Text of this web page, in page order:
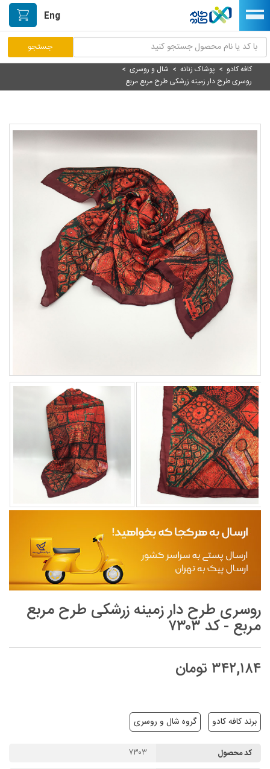
Eng
مرکز پاسخگویی مشتریان
نصب اپلیکیشن اندرویدی
دسته بندی محصولات
خیابان هنر/بازار دستآفریده ها
حمایت از تولیدکنندگان
محصولات تازه رسیده
ورود به پنل تامین کنندگان
سوالات متداول
درباره ما
کافه کادو > پوشاک زنانه > شال و روسری >
روسری طرح دار زمینه زرشکی طرح مربع مربع
روسری طرح دار زمینه زرشکی طرح مربع
مربع - کد ۷۳۰۳
۳۴۲,۱۸۴ تومان
برند کافه کادو گروه شال و روسری
کد محصول ۷۳۰۳